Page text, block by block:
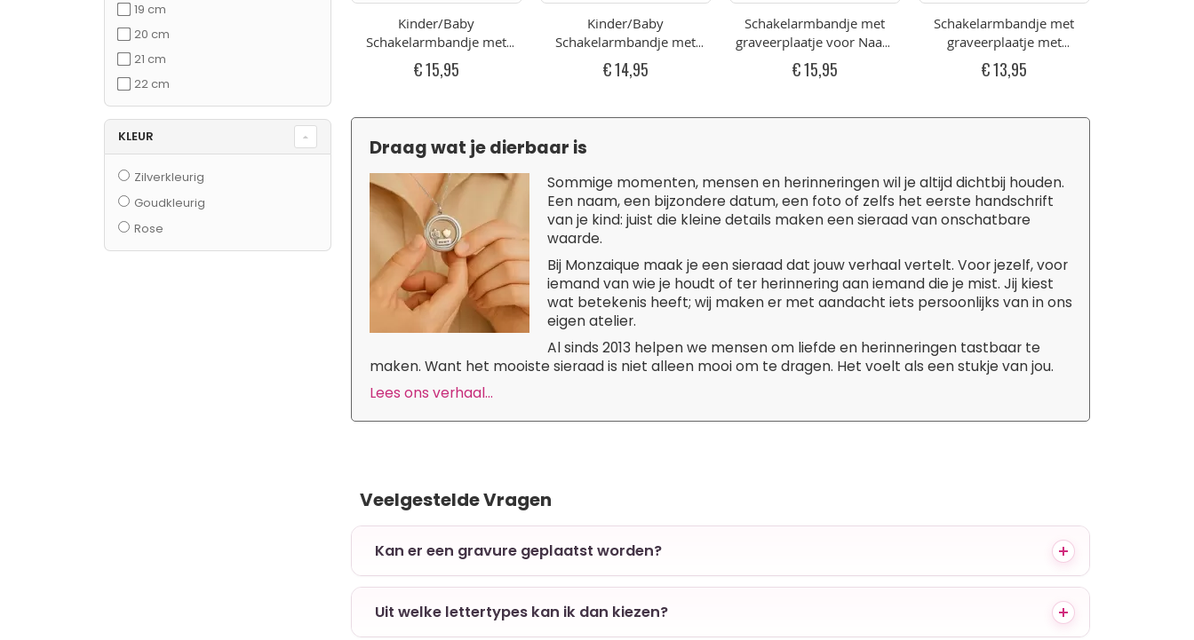
Kinder/Baby
Schakelarmbandje met
graveerplaatje voor Naam
Goudkleurig RVS 12-15cm
€ 15,95
Kinder/Baby
Schakelarmbandje met
graveerplaatje voor Naam
Rose RVS 12-15cm
€ 14,95
Schakelarmbandje met
graveerplaatje voor Naam
Goudkleurig RVS met
Hartje
€ 15,95
Schakelarmbandje met
graveerplaatje met
Gestanst Hartje RVS
€ 13,95
Draag wat je dierbaar is
Sommige momenten, mensen en herinneringen wil je altijd dichtbij houden.
Een naam, een bijzondere datum, een foto of zelfs het eerste handschrift
van je kind: juist die kleine details maken een sieraad van onschatbare
waarde.
Bij Monzaique maak je een sieraad dat jouw verhaal vertelt. Voor jezelf, voor
iemand van wie je houdt of ter herinnering aan iemand die je mist. Jij kiest
wat betekenis heeft; wij maken er met aandacht iets persoonlijks van in ons
eigen atelier.
Al sinds 2013 helpen we mensen om liefde en herinneringen tastbaar te
maken. Want het mooiste sieraad is niet alleen mooi om te dragen. Het voelt als een stukje van jou.
Lees ons verhaal...
Veelgestelde Vragen
+ Kan er een gravure geplaatst worden?
+ Uit welke lettertypes kan ik dan kiezen?
19 cm
20 cm
21 cm
22 cm
KLEUR
Zilverkleurig
Goudkleurig
Rose